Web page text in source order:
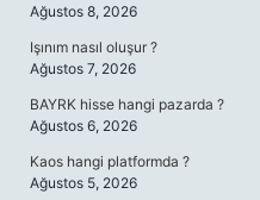
Ağustos 8, 2026
Işınım nasıl oluşur ?
Ağustos 7, 2026
BAYRK hisse hangi pazarda ?
Ağustos 6, 2026
Kaos hangi platformda ?
Ağustos 5, 2026